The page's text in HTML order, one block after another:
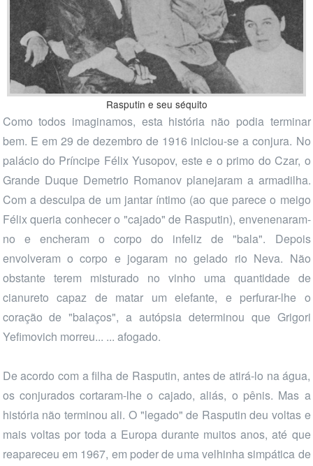
Rasputin e seu séquito
Como todos imaginamos, esta história não podia terminar
bem. E em 29 de dezembro de 1916 iniciou-se a conjura. No
palácio do Príncipe Félix Yusopov, este e o primo do Czar, o
Grande Duque Demetrio Romanov planejaram a armadilha.
Com a desculpa de um jantar íntimo (ao que parece o meigo
Félix queria conhecer o "cajado" de Rasputin), envenenaram-
no e encheram o corpo do infeliz de "bala". Depois
envolveram o corpo e jogaram no gelado rio Neva. Não
obstante terem misturado no vinho uma quantidade de
cianureto capaz de matar um elefante, e perfurar-lhe o
coração de "balaços", a autópsia determinou que Grigori
Yefimovich morreu... ... afogado.
De acordo com a filha de Rasputin, antes de atirá-lo na água,
os conjurados cortaram-lhe o cajado, aliás, o pênis. Mas a
história não terminou ali. O "legado" de Rasputin deu voltas e
mais voltas por toda a Europa durante muitos anos, até que
reapareceu em 1967, em poder de uma velhinha simpática de